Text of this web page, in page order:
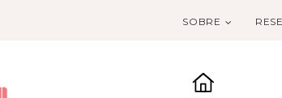
SOBRE